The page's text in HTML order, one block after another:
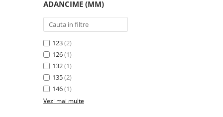
ADANCIME (MM)
123(2)
126(1)
132(1)
135(2)
146(1)
Vezi mai multe